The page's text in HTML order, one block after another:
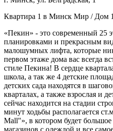
Квартира 1 в Минск Мир / Дом
«Пекин» - это современный 25
планировками и прекрасным
малошумных лифта, которые
первом этаже дома вас всегда
стиле Пекина! В сердце
школа, а так же 4 детские
детских сада находятся в
кварталах, а также взрослая и
сейчас находится на стадии
минут ходьбы располагается
Mall"», в котором будет большое
магазинов с одеждой и все